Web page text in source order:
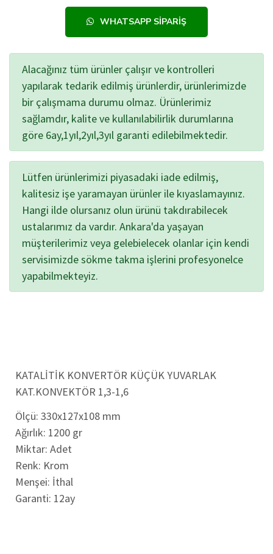
WHATSAPP SIPARIŞ
Alacağınız tüm ürünler çalışır ve kontrolleri
yapılarak tedarik edilmiş ürünlerdir, ürünlerimizde
bir çalışmama durumu olmaz. Ürünlerimiz
sağlamdır, kalite ve kullanılabilirlik durumlarına
göre 6ay,1yıl,2yıl,3yıl garanti edilebilmektedir.
Lütfen ürünlerimizi piyasadaki iade edilmiş,
kalitesiz işe yaramayan ürünler ile kıyaslamayınız.
Hangi ilde olursanız olun ürünü takdırabilecek
ustalarımız da vardır. Ankara'da yaşayan
müşterilerimiz veya gelebielecek olanlar için kendi
servisimizde sökme takma işlerini profesyonelce
yapabilmekteyiz.
KATALİTİK KONVERTÖR KÜÇÜK YUVARLAK
KAT.KONVEKTÖR 1,3-1,6
Ölçü: 330x127x108 mm
Ağırlık: 1200 gr
Miktar: Adet
Renk: Krom
Menşei: İthal
Garanti: 12ay